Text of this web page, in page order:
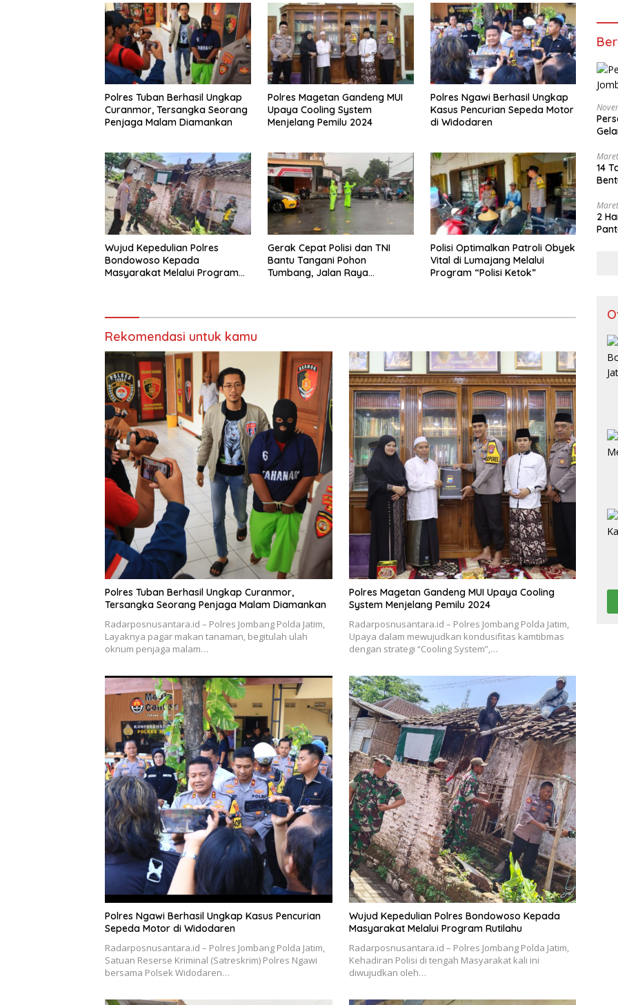
Polres Tuban Berhasil Ungkap
Curanmor, Tersangka Seorang
Penjaga Malam Diamankan
Polres Magetan Gandeng MUI
Upaya Cooling System
Menjelang Pemilu 2024
Polres Ngawi Berhasil Ungkap
Kasus Pencurian Sepeda Motor
di Widodaren
Wujud Kepedulian Polres
Bondowoso Kepada
Masyarakat Melalui Program
Gerak Cepat Polisi dan TNI
Bantu Tangani Pohon
Tumbang, Jalan Raya
Polisi Optimalkan Patroli Obyek
Vital di Lumajang Melalui
Program “Polisi Ketok”
Rekomendasi untuk kamu
Polres Tuban Berhasil Ungkap Curanmor,
Tersangka Seorang Penjaga Malam Diamankan
Radarposnusantara.id – Polres Jombang Polda Jatim,
Layaknya pagar makan tanaman, begitulah ulah
oknum penjaga malam…
Polres Magetan Gandeng MUI Upaya Cooling
System Menjelang Pemilu 2024
Radarposnusantara.id – Polres Jombang Polda Jatim,
Upaya dalam mewujudkan kondusifitas kamtibmas
dengan strategi “Cooling System”,…
Polres Ngawi Berhasil Ungkap Kasus Pencurian
Sepeda Motor di Widodaren
Radarposnusantara.id – Polres Jombang Polda Jatim,
Satuan Reserse Kriminal (Satreskrim) Polres Ngawi
bersama Polsek Widodaren…
Wujud Kepedulian Polres Bondowoso Kepada
Masyarakat Melalui Program Rutilahu
Radarposnusantara.id – Polres Jombang Polda Jatim,
Kehadiran Polisi di tengah Masyarakat kali ini
diwujudkan oleh…
14
2